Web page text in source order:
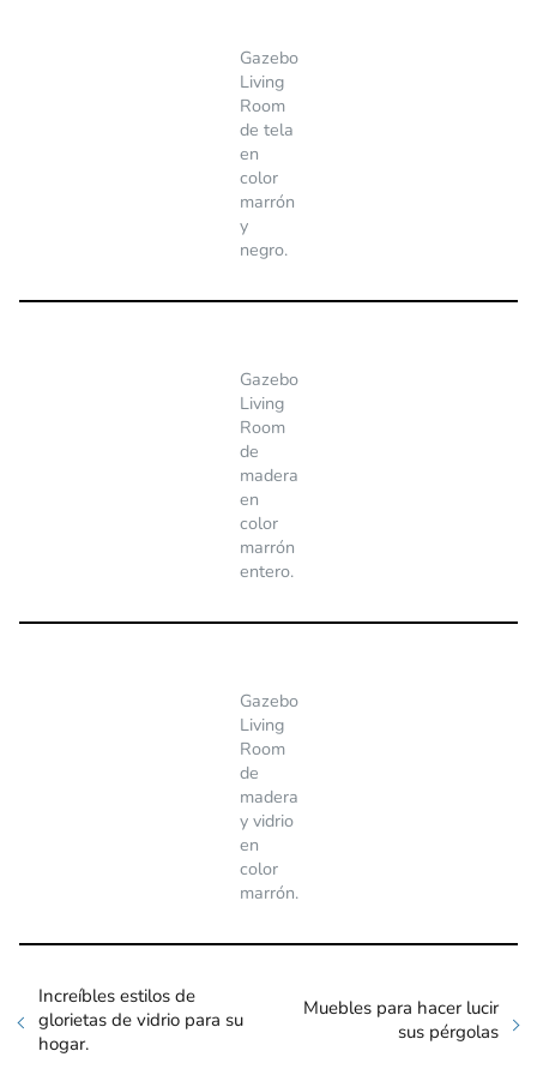
Gazebo
Living
Room
de tela
en
color
marrón
y
negro.
Gazebo
Living
Room
de
madera
en
color
marrón
entero.
Gazebo
Living
Room
de
madera
y vidrio
en
color
marrón.
Increíbles estilos de
glorietas de vidrio para su
hogar.
Muebles para hacer lucir
sus pérgolas